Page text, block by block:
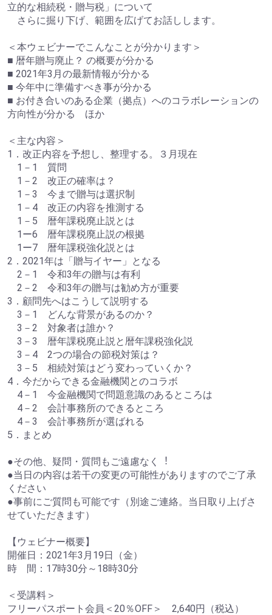
立的な相続税・贈与税」について
さらに掘り下げ、範囲を広げてお話しします。
＜本ウェビナーでこんなことが分かります＞
■ 暦年贈与廃止？ の概要が分かる
■ 2021年3月の最新情報が分かる
■ 今年中に準備すべき事が分かる
■ お付き合いのある企業（拠点）へのコラボレーションの
方向性が分かる ほか
＜主な内容＞
1．改正内容を予想し、整理する。３月現在
1－1 質問
1－2 改正の確率は？
1－3 今まで贈与は選択制
1－4 改正の内容を推測する
1－5 暦年課税廃止説とは
1ー6 暦年課税廃止説の根拠
1ー7 暦年課税強化説とは
2．2021年は「贈与イヤー」となる
2－1 令和3年の贈与は有利
2－2 令和3年の贈与は勧め方が重要
3．顧問先へはこうして説明する
3－1 どんな背景があるのか？
3－2 対象者は誰か？
3－3 暦年課税廃止説と暦年課税強化説
3－4 2つの場合の節税対策は？
3－5 相続対策はどう変わっていくか？
4．今だからできる金融機関とのコラボ
4－1 今金融機関で問題意識のあるところは
4－2 会計事務所のできるところ
4－3 会計事務所が選ばれる
5．まとめ
●その他、疑問・質問もご遠慮なく︕
●当日の内容は若干の変更の可能性がありますのでご了承
ください
●事前にご質問も可能です（別途ご連絡。当日取り上げさ
せていただきます）
【ウェビナー概要】
開催日：2021年3月19日（金）
時 間：17時30分～18時30分
＜受講料＞
フリーパスポート会員＜20％OFF＞ 2,640円（税込）